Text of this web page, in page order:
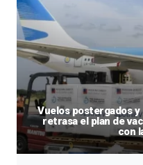
Vuelos postergados
retrasa el plan de
con